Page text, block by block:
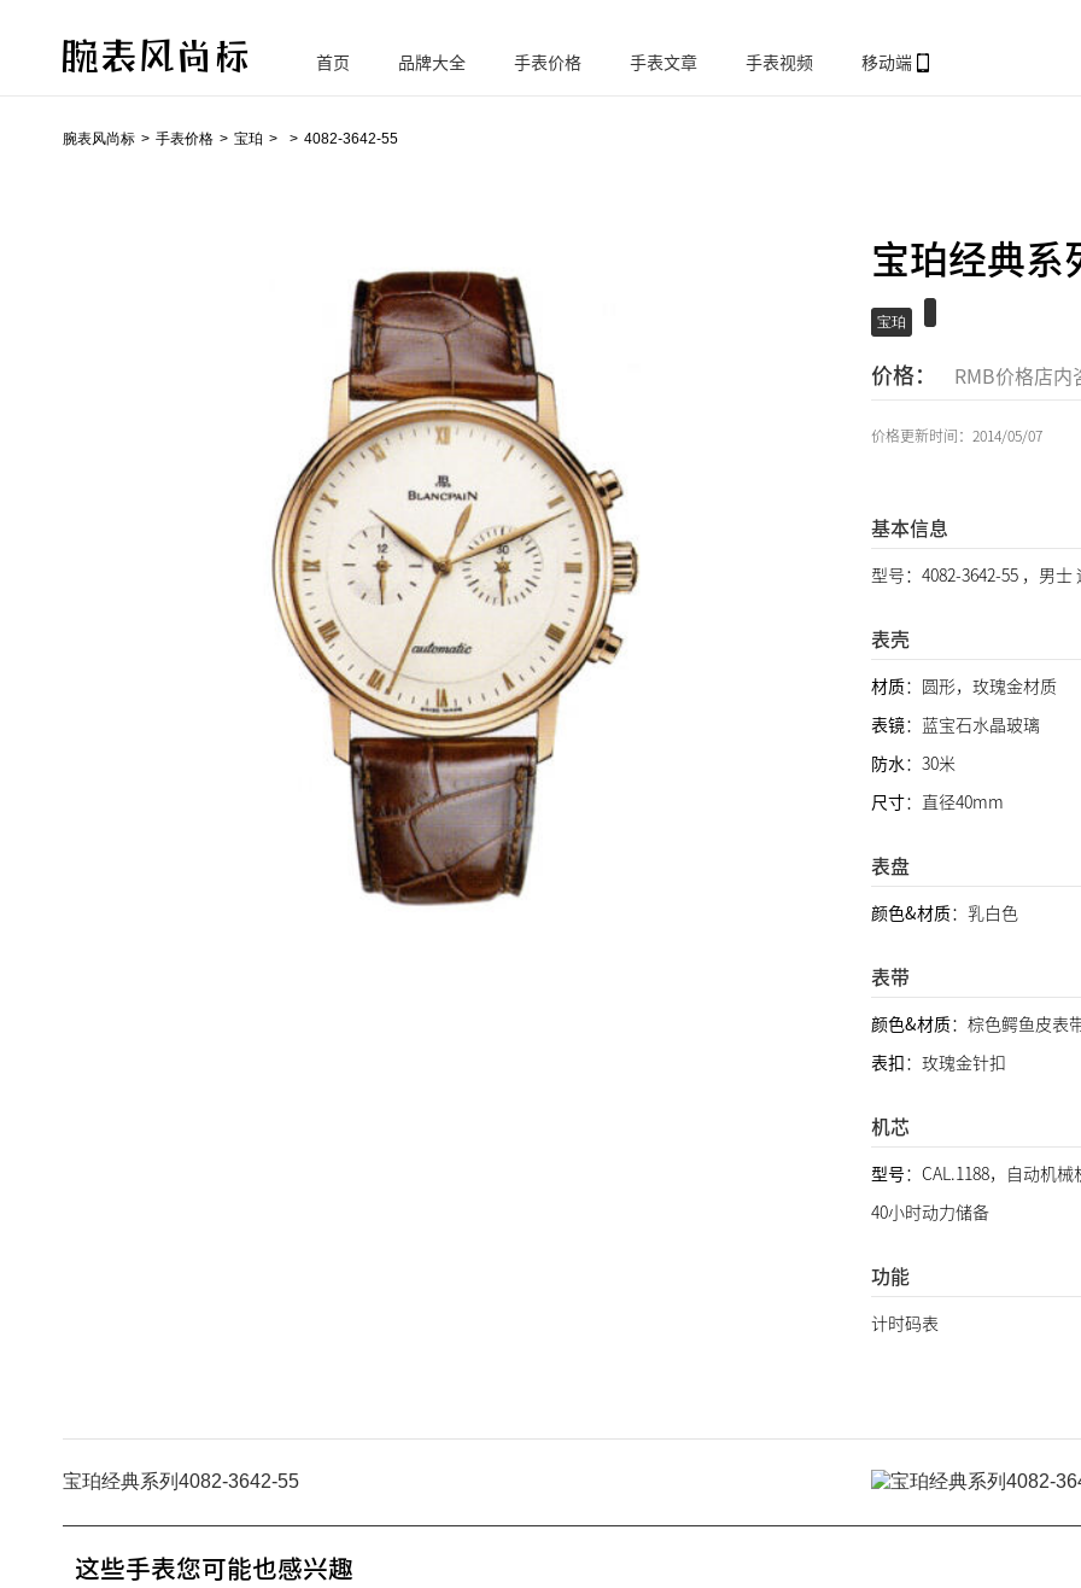
腕
首页 品牌大全 手表价格 手表文章 手表视频 移动端
腕表风尚标 手表价格 宝珀 4082-3642-55
宝珀经典
宝珀
价格： RMB价格店内
价格更新时间：2014/05/07
基本信息
型号：4082-3642-55 ，男士
表壳
材质：圆形，玫瑰金材质
表镜：蓝宝石水晶玻璃
防水：30米
尺寸：直径40mm
表盘
颜色&材质：乳白色
表带
颜色&材质：棕色鳄鱼皮表
表扣：玫瑰金针扣
机芯
型号：CAL.1188，自动机械
40小时动力储备
功能
计时码表
宝珀经典系列4082-3642-55
这些手表您可能也感兴趣